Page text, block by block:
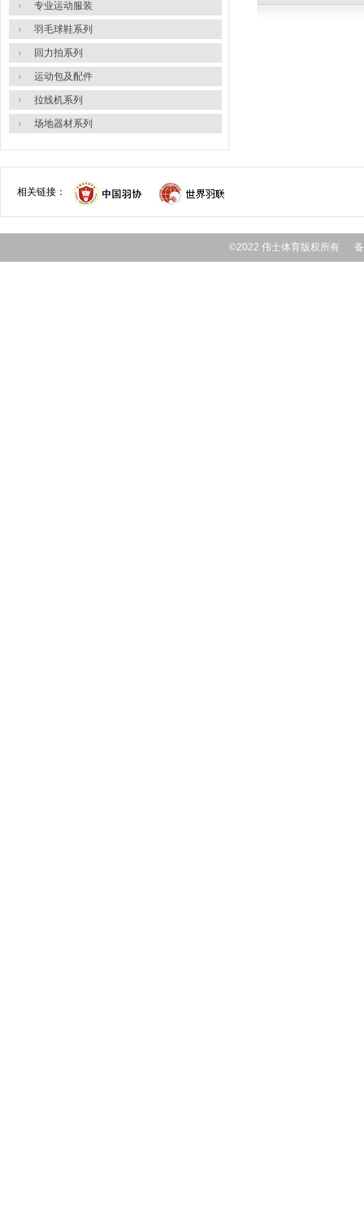
专业运动服装
羽毛球鞋系列
回力拍系列
运动包及配件
拉线机系列
场地器材系列
相关链接：
©2022 伟士体育版权所有 备